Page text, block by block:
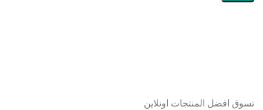
تسوق افضل المنتجات اونلاين